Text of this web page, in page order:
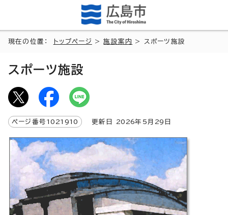
現在の位置： トップページ >施設案内 > スポーツ施設
スポーツ施設
ページ番号 1021910 更新日 2026年5月 29 日